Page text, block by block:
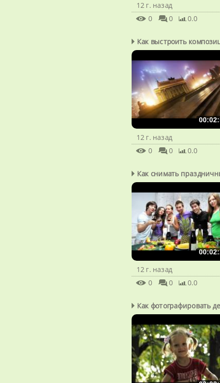
12 г. назад
0
0 0.0
Как выстроить
12 г. назад
0
0 0.0
Как снимать
12 г. назад
0
0 0.0
Как фотографировать